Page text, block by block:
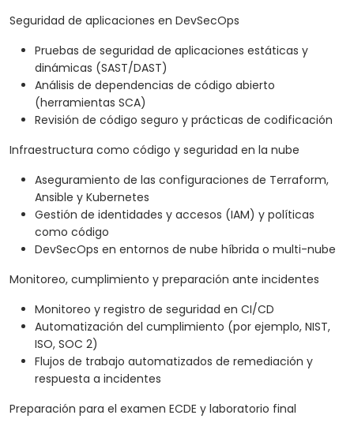
Seguridad de aplicaciones en DevSecOps
Pruebas de seguridad de aplicaciones estáticas y
dinámicas (SAST/DAST)
Análisis de dependencias de código abierto
(herramientas SCA)
Revisión de código seguro y prácticas de codificación
Infraestructura como código y seguridad en la nube
Aseguramiento de las configuraciones de Terraform,
Ansible y Kubernetes
Gestión de identidades y accesos (IAM) y políticas
como código
DevSecOps en entornos de nube híbrida o multi-nube
Monitoreo, cumplimiento y preparación ante incidentes
Monitoreo y registro de seguridad en CI/CD
Automatización del cumplimiento (por ejemplo, NIST,
ISO, SOC 2)
Flujos de trabajo automatizados de remediación y
respuesta a incidentes
Preparación para el examen ECDE y laboratorio final